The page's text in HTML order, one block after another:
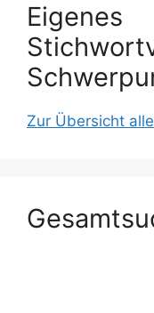
Eigenes
Zur Übersicht